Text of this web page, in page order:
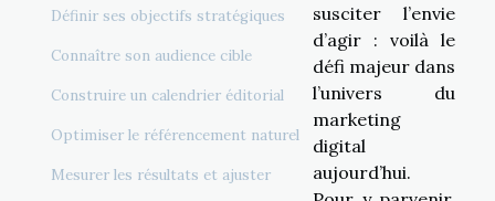
Définir ses objectifs stratégiques
Connaître son audience cible
Construire un calendrier éditorial
Optimiser le référencement naturel
Mesurer les résultats et ajuster
susciter l’envie
d’agir : voilà le
défi majeur dans
l’univers du
marketing
digital
aujourd’hui.